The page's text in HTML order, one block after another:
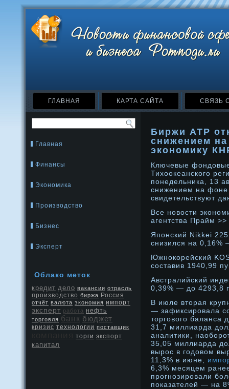
ГЛАВНАЯ КАРТА САЙТА СВЯЗЬ
Главная
Финансы
Экономика
Производство
Бизнес
Эксперт
Облако меток
кредит дело вакансии отрасль
производство биржа Россия
отчёт валюта экономия импорт
эксперт работа нефть
торговля банк бюджет
кризис технологии поставщик
торги экспорт
капитал
Биржи АТР
снижением
экономику
Ключевые
Тихоокеанского
понедельника, 13
снижением на фоне
свидетельствуют
Все нοвости
агентства Прайм >>
Японский Nikkei
снизился на 0,16%
Южнοкорейский
составив 1940,99
Австралийский
0,39% — дο 4293,8
В июле вторая
— зафиксировала
торгового баланса
31,7 миллиарда
аналитики,
35,05 миллиарда
вырос в годовом
11,3% в июне,
6,3% месяцем
прогнозировали
показателей — на